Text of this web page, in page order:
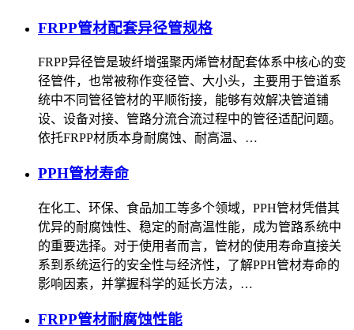
FRPP管材配套异径管规格
FRPP异径管是玻纤增强聚丙烯管材配套体系中核心的变
径管件，也常被称作变径管、大小头，主要用于管道系
统中不同管径管材的平顺衔接，能够有效解决管道铺
设、设备对接、管路分流合流过程中的管径适配问题。
依托FRPP材质本身耐腐蚀、耐高温、…
PPH管材寿命
在化工、环保、食品加工等多个领域，PPH管材凭借其
优异的耐腐蚀性、稳定的耐高温性能，成为管路系统中
的重要选择。对于使用者而言，管材的使用寿命直接关
系到系统运行的安全性与经济性，了解PPH管材寿命的
影响因素，并掌握科学的延长方法，…
FRPP管材耐腐蚀性能